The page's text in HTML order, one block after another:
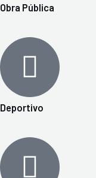
Obra Pública
Deportivo